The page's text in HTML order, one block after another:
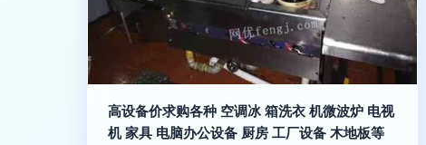
高设备价求购各种 空调冰 箱洗衣 机微波炉 电视
机 家具 电脑办公设备 厨房 工厂设备 木地板等